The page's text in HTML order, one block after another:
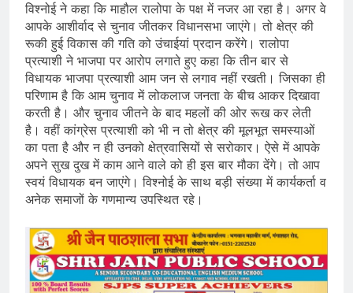
विश्नोई ने कहा कि माहौल रालोपा के पक्ष में नजर आ रहा है। अगर वे
आपके आशीर्वाद से चुनाव जीतकर विधानसभा जाएंगे। तो क्षेत्र की
रूकी हुई विकास की गति को उंचाईयां प्रदान करेंगे। रालोपा
प्रत्याशी ने भाजपा पर आरोप लगाते हुए कहा कि तीन बार से
विधायक भाजपा प्रत्याशी आम जन से लगाव नहीं रखती। जिसका ही
परिणाम है कि आम चुनाव में लोकलाज जनता के बीच आकर दिखावा
करती है। और चुनाव जीतने के बाद महलों की ओर रूख कर लेती
है। वहीं कांग्रेस प्रत्याशी को भी न तो क्षेत्र की मूलभूत समस्याओं
का पता है और न ही उनको क्षेत्रवासियों से सरोकार। ऐसे में आपके
अपने सुख दुख में काम आने वाले को ही इस बार मौका देंगे। तो आप
स्वयं विधायक बन जाएंगे। विश्नोई के साथ बड़ी संख्या में कार्यकर्ता व
अनेक समाजों के गणमान्य उपस्थित रहे।